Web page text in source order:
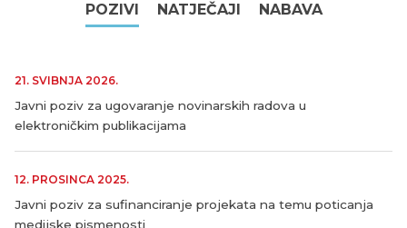
POZIVI NATJEČAJI NABAVA
21. SVIBNJA 2026.
Javni poziv za ugovaranje novinarskih radova u
elektroničkim publikacijama
12. PROSINCA 2025.
Javni poziv za sufinanciranje projekata na temu poticanja
medijske pismenosti